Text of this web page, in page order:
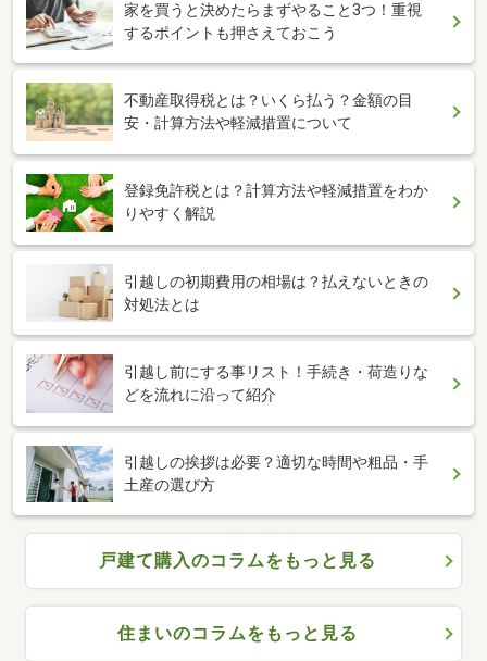
家を買うと決めたらまずやること3つ！重視
するポイントも押さえておこう
不動産取得税とは？いくら払う？金額の目
安・計算方法や軽減措置について
登録免許税とは？計算方法や軽減措置をわか
りやすく解説
引越しの初期費用の相場は？払えないときの
対処法とは
引越し前にする事リスト！手続き・荷造りな
どを流れに沿って紹介
引越しの挨拶は必要？適切な時間や粗品・手
土産の選び方
戸建て購入のコラムをもっと見る
住まいのコラムをもっと見る